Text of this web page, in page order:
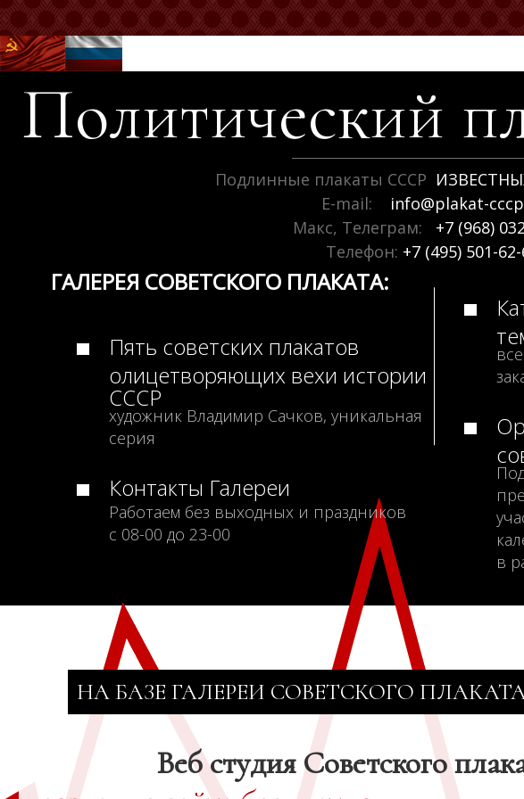
Политический
Подлинные плакаты СССР
E-mail:
info@plakat-
Макс, Телеграм:
+7 (968)
Телефон: +7 (495) 501-
ГАЛЕРЕЯ СОВЕТСКОГО ПЛАКАТА:
Пять советских плакатов
олицетворяющих вехи истории
СССР
художник Владимир Сачков, уникальная
серия
Контакты Галереи
Работаем без выходных и праздников
с 08-00 до 23-00
в
НА БАЗЕ ГАЛЕРЕИ СОВЕТСКОГО
Веб студия Советского